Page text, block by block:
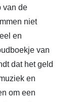
van de
niet
en
van
dat het geld
en
om een